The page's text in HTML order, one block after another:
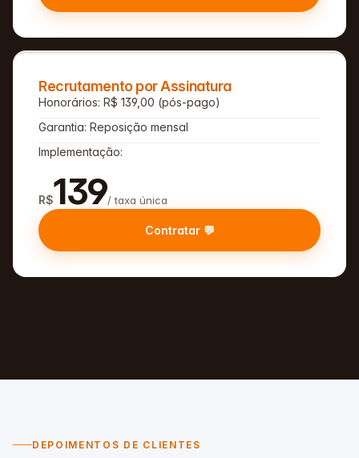
Recrutamento por Assinatura
Honorários: R$ 139,00 (pós-pago)
Garantia: Reposição mensal
Implementação:
R$139/ taxa única
Contratar 💬
DEPOIMENTOS DE CLIENTES